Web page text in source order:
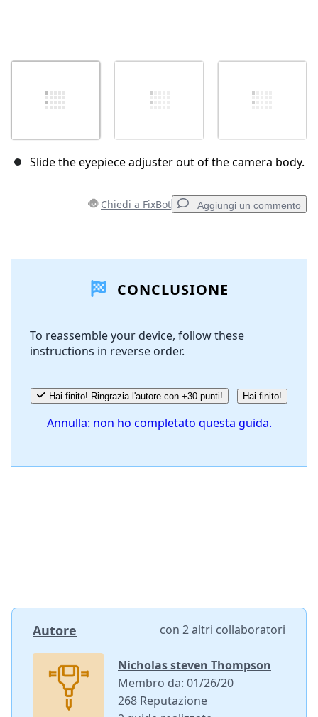
Slide the eyepiece adjuster out of the camera body.
Chiedi a FixBot Aggiungi un commento
Aggiungi Commento
Annulla
CONCLUSIONE
To reassemble your device, follow these
instructions in reverse order.
Hai finito! Ringrazia l'autore con +30 punti! Hai finito!
Annulla: non ho completato questa guida.
Autore con 2 altri collaboratori
Nicholas steven Thompson
Membro da: 01/26/20
268 Reputazione